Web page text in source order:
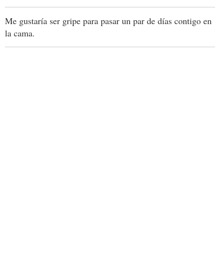
Me gustaría ser gripe para pasar un par de días contigo en
la cama.